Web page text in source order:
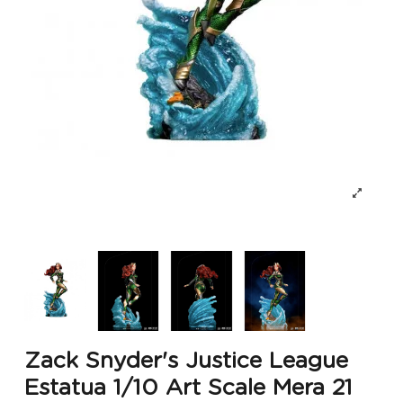
Zack Snyder's Justice League
Estatua 1/10 Art Scale Mera 21